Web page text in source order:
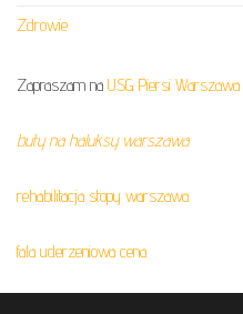
Zdrowie
Zapraszam na USG Piersi Warszawa
buty na haluksy warszawa
rehabilitacja stopy warszawa
fala uderzeniowa cena